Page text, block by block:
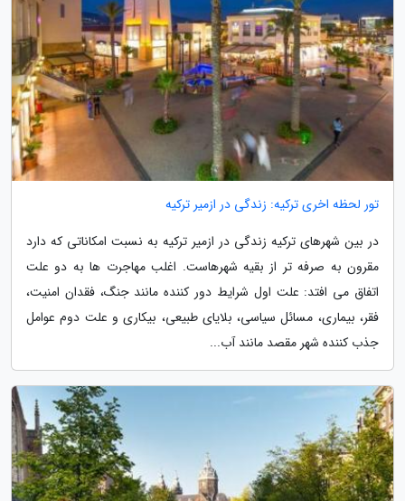
تور لحظه اخرى ترکیه: زندگی در ازمیر ترکیه
در بین شهرهای ترکیه زندگی در ازمیر ترکیه به نسبت امکاناتی که دارد
مقرون به صرفه تر از بقیه شهرهاست. اغلب مهاجرت ها به دو علت
اتفاق می افتد: علت اول شرایط دور کننده مانند جنگ، فقدان امنیت،
فقر، بیماری، مسائل سیاسی، بلایای طبیعی، بیکاری و علت دوم عوامل
جذب کننده شهر مقصد مانند آب...